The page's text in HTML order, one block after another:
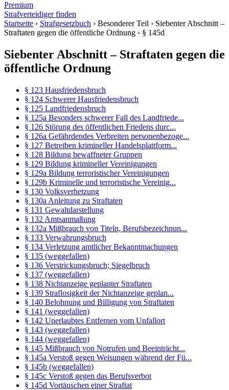
Premium
Strafverteidiger finden
Startseite › Strafgesetzbuch › Besonderer Teil › Siebenter Abschnitt –
Straftaten gegen die öffentliche Ordnung › § 145d
Siebenter Abschnitt – Straftaten gegen die
öffentliche Ordnung
§ 123 Hausfriedensbruch
§ 124 Schwerer Hausfriedensbruch
§ 125 Landfriedensbruch
§ 125a Besonders schwerer Fall des Landfriede...
§ 126 Störung des öffentlichen Friedens durc...
§ 126a Gefährdendes Verbreiten personenbezoge...
§ 127 Betreiben krimineller Handelsplattform...
§ 128 Bildung bewaffneter Gruppen
§ 129 Bildung krimineller Vereinigungen
§ 129a Bildung terroristischer Vereinigungen
§ 129b Kriminelle und terroristische Vereinig...
§ 130 Volksverhetzung
§ 130a Anleitung zu Straftaten
§ 131 Gewaltdarstellung
§ 132 Amtsanmaßung
§ 132a Mißbrauch von Titeln, Berufsbezeichnun...
§ 133 Verwahrungsbruch
§ 134 Verletzung amtlicher Bekanntmachungen
§ 135 (weggefallen)
§ 136 Verstrickungsbruch; Siegelbruch
§ 137 (weggefallen)
§ 138 Nichtanzeige geplanter Straftaten
§ 139 Straflosigkeit der Nichtanzeige geplan...
§ 140 Belohnung und Billigung von Straftaten
§ 141 (weggefallen)
§ 142 Unerlaubtes Entfernen vom Unfallort
§ 143 (weggefallen)
§ 144 (weggefallen)
§ 145 Mißbrauch von Notrufen und Beeinträcht...
§ 145a Verstoß gegen Weisungen während der Fü...
§ 145b (weggefallen)
§ 145c Verstoß gegen das Berufsverbot
§ 145d Vortäuschen einer Straftat